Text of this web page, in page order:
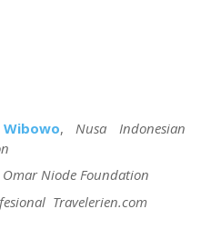
, Nusa Indonesian
Omar Niode Foundation
Travelerien.com